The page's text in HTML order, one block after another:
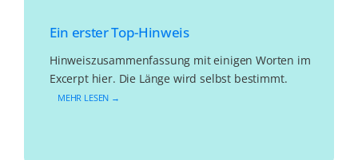
Ein erster Top-Hinweis
Hinweiszusammenfassung mit einigen Worten im
Excerpt hier. Die Länge wird selbst bestimmt.
MEHR LESEN →